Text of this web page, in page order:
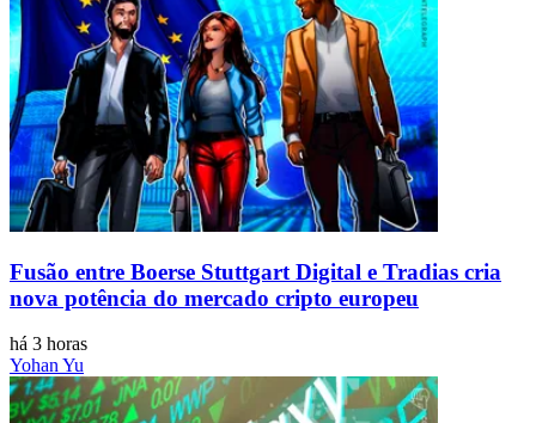
Fusão entre Boerse Stuttgart Digital e Tradias cria
nova potência do mercado cripto europeu
há 3 horas
Yohan Yu